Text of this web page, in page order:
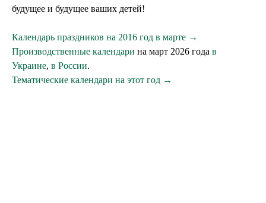
будущее и будущее ваших детей!
Календарь праздников на 2016 год в марте →
Производственные календари на март 2026 года в
Украине, в России.
Тематические календари на этот год →